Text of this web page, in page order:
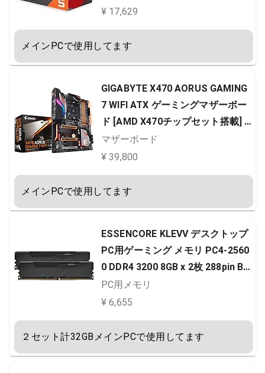
¥ 17,629
メインPCで使用してます
GIGABYTE X470 AORUS GAMING
7 WIFI ATX ゲーミングマザーボー
ド [AMD X470チップセット搭載] M
B4377
マザーボード
¥ 39,800
メインPCで使用してます
ESSENCORE KLEVV デスクトップ
PC用ゲーミング メモリ PC4-2560
0 DDR4 3200 8GB x 2枚 288pin BO
LTX シリーズ SK hynix製 メモリチ
ップ採用 KD48GU880-32A160U
PC用メモリ
¥ 6,655
２セット計32GBメインPCで使用してます